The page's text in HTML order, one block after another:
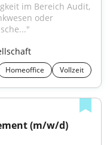
im Bereich Audit,
oder
Homeoffice Vollzeit
(m/w/d)